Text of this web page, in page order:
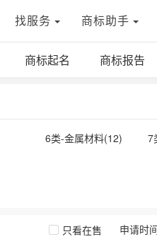
找服务 商标助手
商标起名 商标报告
6类-金属材料(12) 7
40类-材料加工( 16)
只看在售 申请时